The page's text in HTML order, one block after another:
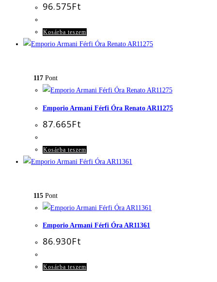
96.575Ft
Kosárba teszem
117 Pont
Emporio Armani Férfi Óra Renato AR11275
87.665Ft
Kosárba teszem
115 Pont
Emporio Armani Férfi Óra AR11361
86.930Ft
Kosárba teszem